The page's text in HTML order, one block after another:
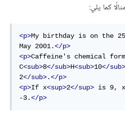
كما يلي:
<p>My birthday is on the 25
May 2001.</p>
<p>Caffeine's chemical
C<sub>8</sub>H<sub>10</sub>
2</sub>.</p>
<p>If x<sup>2</sup> is 9, x
-3.</p>